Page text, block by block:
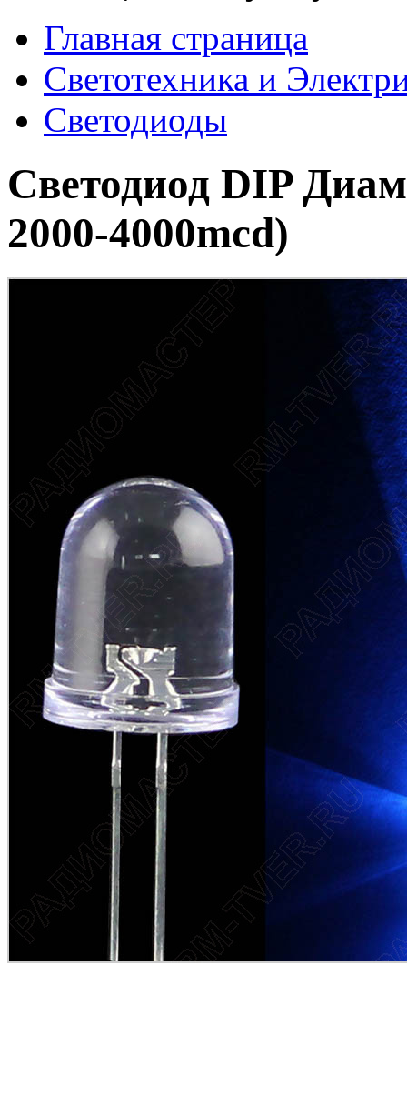
Главная страница
Светотехника и
Светодиоды
Светодиод DIP
2000-4000mcd)